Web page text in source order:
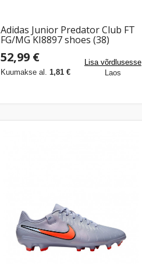
Adidas Junior Predator Club FT
FG/MG KI8897 shoes (38)
52,99 €
Kuumakse al. 1,81 €
Lisa võrdlusesse
Laos